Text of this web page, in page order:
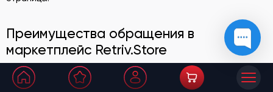
Преимущества обращения в
маркетплейс Retriv.Store
Клиентам предлагаем: